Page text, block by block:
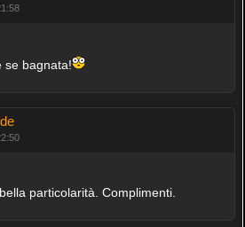
se bagnata!
particolarità. Complimenti.